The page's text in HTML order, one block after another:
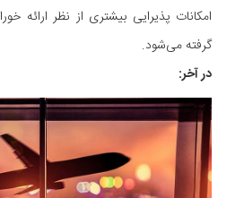
امکانات پذیرایی بیشتری از نظر ارائه
گرفته می‌شود.
در آخر: